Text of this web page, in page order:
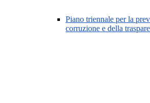
Piano triennale per la
corruzione e della